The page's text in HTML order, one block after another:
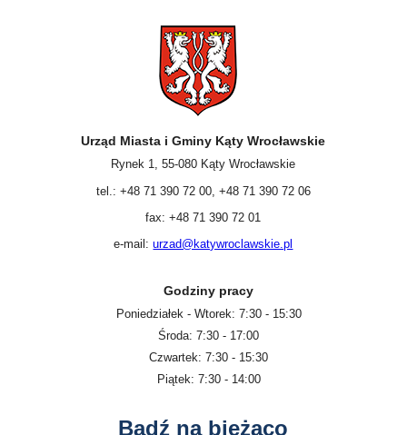
Urząd Miasta i Gminy Kąty Wrocławskie
Rynek 1, 55-080 Kąty Wrocławskie
tel.: +48 71 390 72 00, +48 71 390 72 06
fax: +48 71 390 72 01
e-mail:urzad@katywroclawskie.pl
Godziny pracy
Poniedziałek - Wtorek: 7:30 - 15:30
Środa: 7:30 - 17:00
Czwartek: 7:30 - 15:30
Piątek: 7:30 - 14:00
Bądź na bieżąco